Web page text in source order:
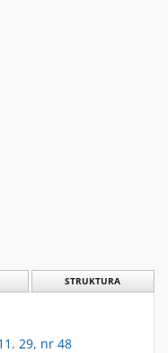
STRUKTURA
29, nr 48